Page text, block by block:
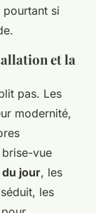
si
et la
pas. Les
modernité,
vue
jour, les
les